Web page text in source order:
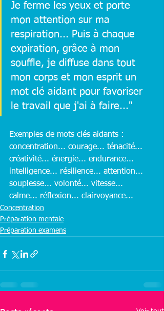
Je ferme les yeux et porte
mon attention sur ma
respiration... Puis à chaque
expiration, grâce à mon
souffle, je diffuse dans tout
mon corps et mon esprit un
mot clé aidant pour favoriser
le travail que j'ai à faire..."
Exemples de mots clés aidants :
concentration... courage... ténacité...
créativité... énergie... endurance...
intelligence... résilience... attention...
souplesse... volonté... vitesse...
calme... réflexion... clairvoyance...
Concentration
Préparation mentale
Préparation examens